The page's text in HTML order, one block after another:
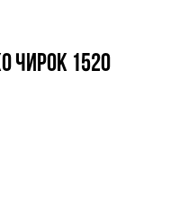
ЧИРОК 1520